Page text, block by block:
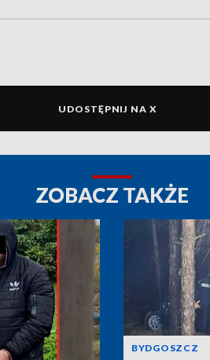
UDOSTĘPNIJ NA X
ZOBACZ TAKŻE
BYDGOSZCZ